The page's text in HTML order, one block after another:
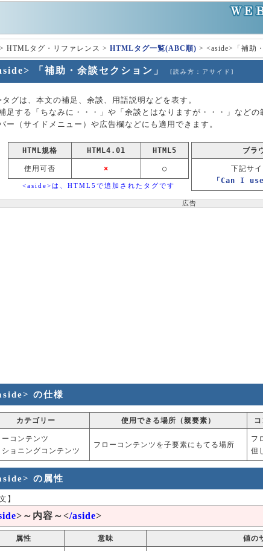
> HTMLタグ・リファレンス > HTMLタグ一覧(ABC順) > <aside>「補助
「補助・余談セクション」 [読み方：アサイド]
タグは、本文の補足、余談、用語説明などを表す。
足する「ちなみに・・・」や「余談とはなりますが・・・」などの
ー（サイドメニュー）や広告欄などにも適用できます。
HTML規格 HTML4.01 HTML5
使用可否 × ○
<aside>は、HTML5で追加されたタグです
ブラ
下記サイ
「Can I use
広告
の仕様
カテゴリー 使用できる場所（親要素）
ーコンテンツ
ショニングコンテンツ
フローコンテンツを子要素にもてる場所
フ
但
の属性
】
>～内容～</aside>
属性 意味 値の